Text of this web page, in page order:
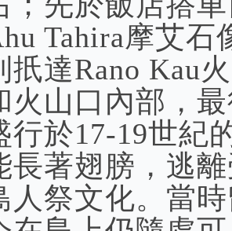
Tahira摩艾
扺達Rano Kau
火山口內部，
行於17-19世紀
長著翅膀，逃
人祭文化。當